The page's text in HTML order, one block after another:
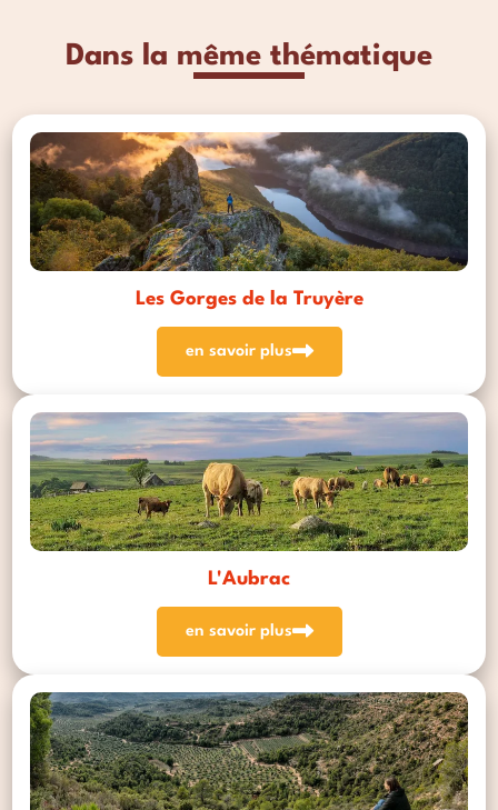
Dans la même thématique
Les Gorges de la Truyère
en savoir plus
L'Aubrac
en savoir plus